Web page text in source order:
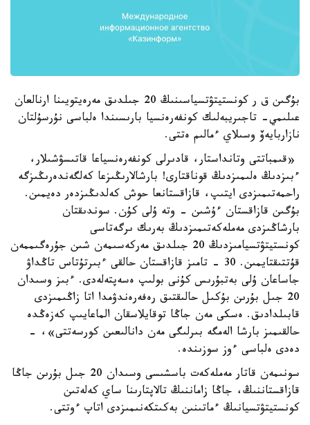
بۇگىن ق ر كونستيتۋتسياسىنىڭ 20 جىلدىق مەرەيتويىنا ارنالعان
عىلىمي- تاجىريبەلىك كونفەرەنسيا بارىسىندا ەلباسى نۇرسۇلتان
نازاربايەۆ وسىلاي ءمالىم ەتتى.
«قىمباتتى وتانداستار، قادىرلى كونفەرەنسياعا قاتىسۋشىلار،
ءبىزدىڭ ەلىمىزدىڭ قوناقتارى! بارشالارىڭىزعا كەلگەندەرىڭىزگە
راحمەتىمىزدى ايتىپ، قازاقستانعا حوش كەلدىڭىزدەر دەيمىن.
بۇگىن قازاقستان ءۇشىن - وتە ۇلى كۇن. سوندىقتان
بارشاڭىزدى مەملەكەتىمىزدىڭ بەرىك ىرگەتاسى
كونستيتۋتسيامىزدىڭ 20 جىلدىق مەركەسىمەن شىن جۇرەگىممەن
قۇتتىقتايمىن. 30 - تامىز قازاقستان حالقى ءبىرتۇتاس تاڭداۋ
جاساعان ۇلى بەتبۇرىس كۇنى بولىپ ەسەپتەلەدى. ءبىز وسىدان
20 جىل بۇرىن بۇكىل حالىقتىق رەفەرەندۋمدا اتا زاڭىمىزدى
قابىلدادىق. ەسكى مەن جاڭا توقايلاسقان الماعايىپ كەزەڭدە
حالقىمىز بارشا الەمگە بىرلىگى مەن دانالىعىن كورسەتتى»، -
دەدى ەلباسى ءوز سوزىندە.
سونىمەن قاتار مەملەكەت باسشىسى وسىدان 20 جىل بۇرىن جاڭا
قازاقستاننىڭ، جاڭا زاماننىڭ تالاپتارىنا ساي كەلەتىن
كونستيتۋتسيانىڭ ءماتىنىن بەكىتكەنىمىزدى اتاپ ءوتتى.